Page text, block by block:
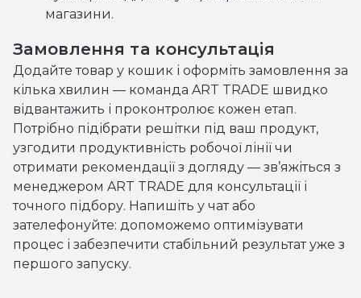
магазини.
Замовлення та консультація
Додайте товар у кошик і оформіть замовлення за
кілька хвилин — команда ART TRADE швидко
відвантажить і проконтролює кожен етап.
Потрібно підібрати решітки під ваш продукт,
узгодити продуктивність робочої лінії чи
отримати рекомендації з догляду — зв’яжіться з
менеджером ART TRADE для консультації і
точного підбору. Напишіть у чат або
зателефонуйте: допоможемо оптимізувати
процес і забезпечити стабільний результат уже з
першого запуску.